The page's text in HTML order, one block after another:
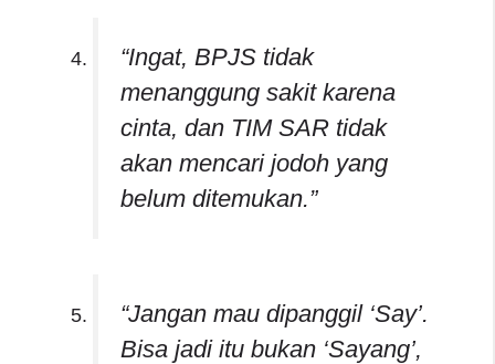
“Ingat, BPJS tidak
menanggung sakit karena
cinta, dan TIM SAR tidak
akan mencari jodoh yang
belum ditemukan.”
“Jangan mau dipanggil ‘Say’.
Bisa jadi itu bukan ‘Sayang’,